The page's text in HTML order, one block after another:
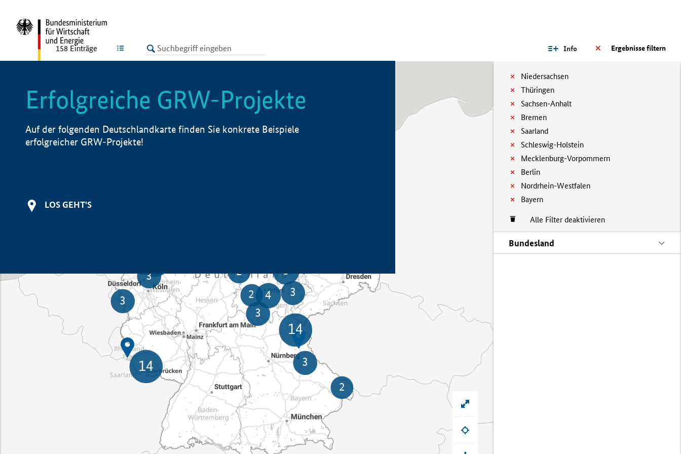
LISTE Ergebnisse filtern
Info
Niedersachsen
Thüringen
Sachsen-Anhalt
Bremen
Saarland
Schleswig-Holstein
Mecklenburg-Vorpommern
Berlin
Nordrhein-Westfalen
Bayern
Alle Filter deaktivieren
Bundesland
158 Einträge
Erfolgreiche GRW-Projekte
Auf der folgenden Deutschlandkarte finden Sie konkrete Beispiele
erfolgreicher GRW-Projekte!
LOS GEHT'S